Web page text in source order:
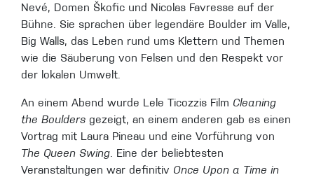
Nevé, Domen Škofic und Nicolas Favresse auf der
Bühne. Sie sprachen über legendäre Boulder im Valle,
Big Walls, das Leben rund ums Klettern und Themen
wie die Säuberung von Felsen und den Respekt vor
der lokalen Umwelt.
An einem Abend wurde Lele Ticozzis Film Cleaning
the Boulders gezeigt, an einem anderen gab es einen
Vortrag mit Laura Pineau und eine Vorführung von
The Queen Swing. Eine der beliebtesten
Veranstaltungen war definitiv Once Upon a Time in